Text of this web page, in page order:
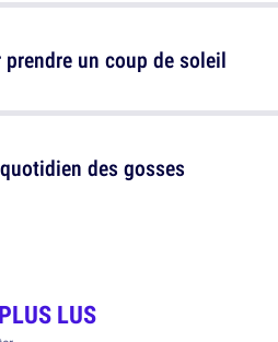
un coup de soleil
des gosses
LUS